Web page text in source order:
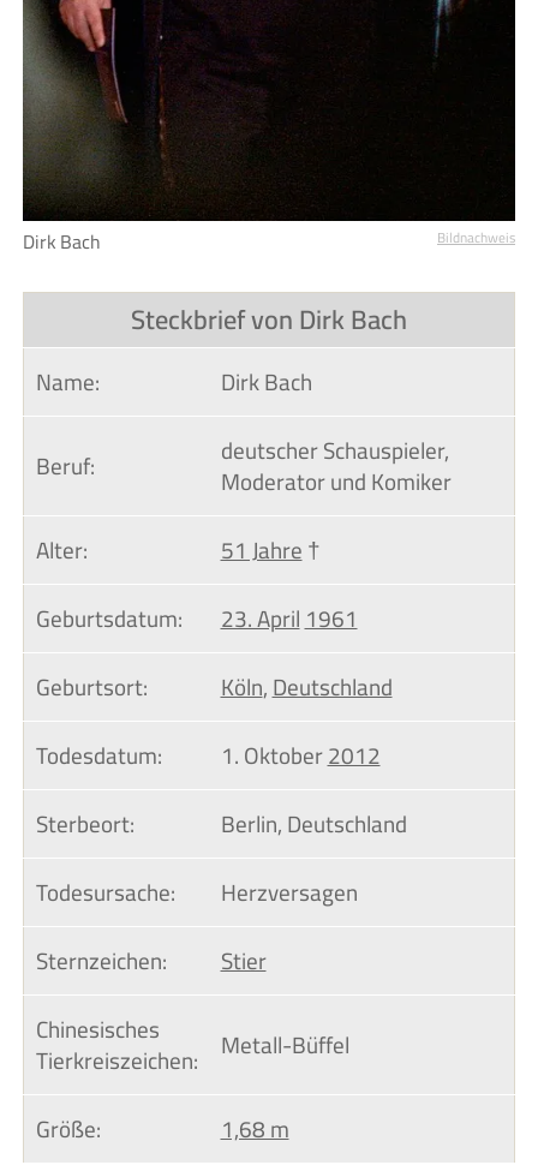
Dirk Bach Bildnachweis
Steckbrief von Dirk Bach
Name:
Dirk Bach
Beruf:
deutscher Schauspieler,
Moderator und Komiker
Alter:
51 Jahre†
Geburtsdatum:
23. April1961
Geburtsort:
Köln,Deutschland
Todesdatum:
1. Oktober2012
Sterbeort:
Berlin, Deutschland
Todesursache:
Herzversagen
Sternzeichen:
Stier
Chinesisches
Tierkreiszeichen: Metall-Büffel
Größe:
1,68 m